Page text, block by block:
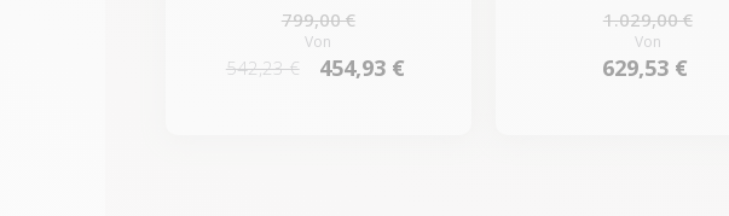
799,00 €
Von
542,23 € 454,93 €
1.029,00 €
Von
629,53 €